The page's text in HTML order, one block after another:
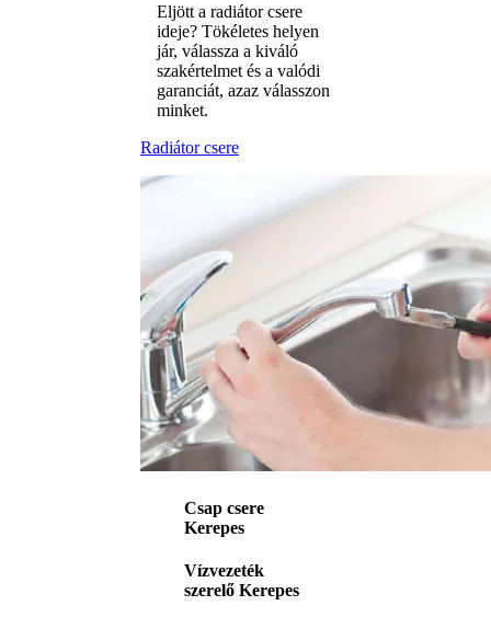
Eljött a radiátor csere
ideje? Tökéletes helyen
jár, válassza a kiváló
szakértelmet és a valódi
garanciát, azaz válasszon
minket.
Radiátor csere
Csap csere
Kerepes
Vízvezeték
szerelő Kerepes